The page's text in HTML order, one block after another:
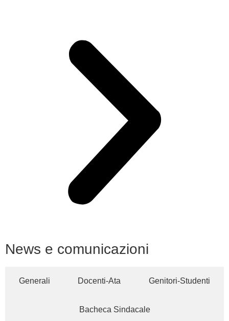
News e comunicazioni
Generali Docenti-Ata Genitori-Studenti
Bacheca Sindacale